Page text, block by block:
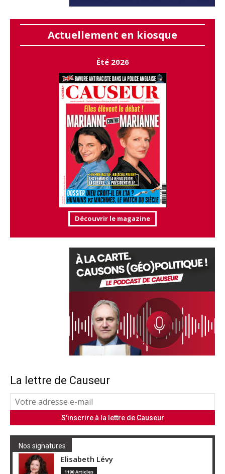
Actuellement en kiosque
Été 2026
Découvrir le magazine
La lettre de Causeur
Nos signatures
Elisabeth Lévy
1190 Articles